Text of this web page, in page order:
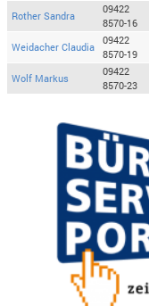
Rother Sandra
09422
8570-16
Weidacher Claudia
09422
8570-19
Wolf Markus
09422
8570-23